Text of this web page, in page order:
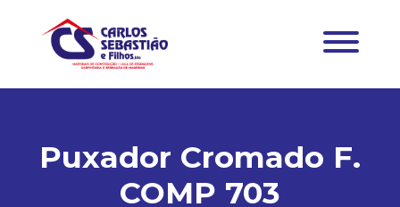
Puxador Cromado F.
COMP 703